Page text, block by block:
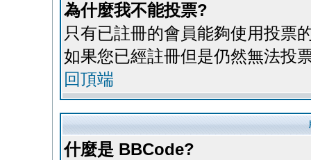
為什麼我不能投票?
只有已註冊的會員能夠使用投票
如果您已經註冊但是仍然無法投
回頂端
什麼是 BBCode?